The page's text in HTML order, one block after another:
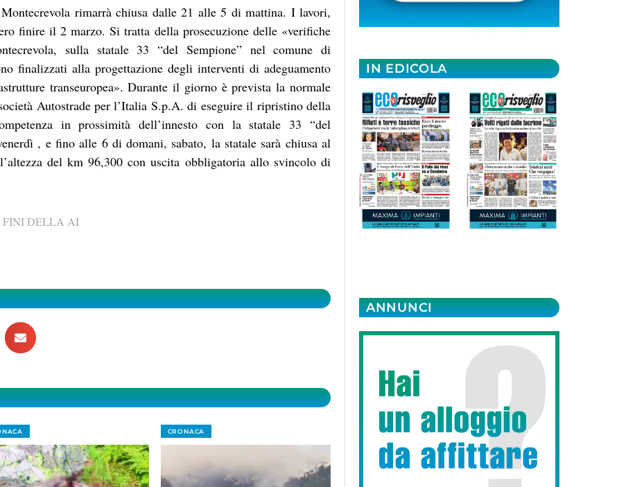
rimarrà chiusa dalle 21 alle 5 di mattina. I lavori,
finire il 2 marzo. Si tratta della prosecuzione delle «verifiche
sulla statale 33 “del Sempione” nel comune di
finalizzati alla progettazione degli interventi di adeguamento
transeuropea». Durante il giorno è prevista la normale
Autostrade per l’Italia S.p.A. di eseguire il ripristino della
in prossimità dell’innesto con la statale 33 “del
, e fino alle 6 di domani, sabato, la statale sarà chiusa al
del km 96,300 con uscita obbligatoria allo svincolo di
FINI DELLA AI
CRONACA
IN EDICOLA
ANNUNCI